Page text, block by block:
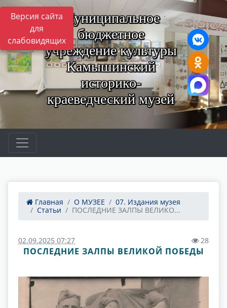
Версия сайта
для
слабовидящих
Муниципальное
бюджетное
учреждение культуры
Камышинский
историко-
краеведческий музей
Главная О МУЗЕЕ
07. Издания музея
Статьи
ПОСЛЕДНИЕ ЗАЛПЫ ВЕЛИКО...
02.09.2025 07:27 28
ПОСЛЕДНИЕ ЗАЛПЫ ВЕЛИКОЙ ПОБЕДЫ